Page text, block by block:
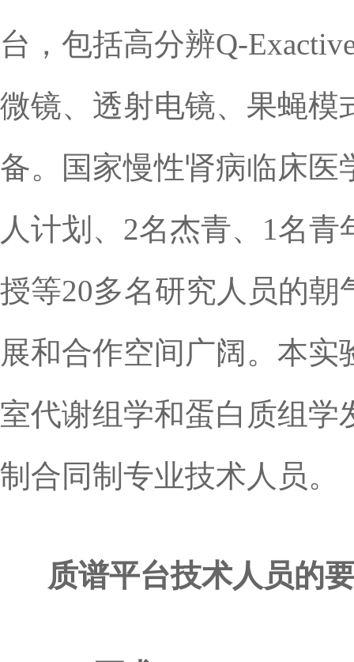
台，包括高分辨Q-
微镜、透射电镜、果蝇模
备。国家慢性肾病临床医
人计划、2名杰青、1名
授等20多名研究人员的
展和合作空间广阔。本实
室代谢组学和蛋白质组学
制合同制专业技术人员。
质谱平台技术人员的